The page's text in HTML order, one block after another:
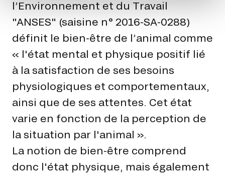
l’Environnement et du Travail
"ANSES" (saisine n° 2016-SA-0288)
définit le bien-être de l’animal comme
« l'état mental et physique positif lié
à la satisfaction de ses besoins
physiologiques et comportementaux,
ainsi que de ses attentes. Cet état
varie en fonction de la perception de
la situation par l'animal ».
La notion de bien-être comprend
donc l'état physique, mais également